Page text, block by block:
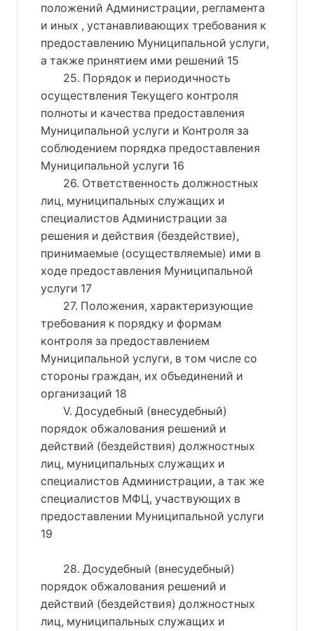
положений Администрации, регламента
и иных , устанавливающих требования к
предоставлению Муниципальной услуги,
а также принятием ими решений 15
25. Порядок и периодичность
осуществления Текущего контроля
полноты и качества предоставления
Муниципальной услуги и Контроля за
соблюдением порядка предоставления
Муниципальной услуги 16
26. Ответственность должностных
лиц, муниципальных служащих и
специалистов Администрации за
решения и действия (бездействие),
принимаемые (осуществляемые) ими в
ходе предоставления Муниципальной
услуги 17
27. Положения, характеризующие
требования к порядку и формам
контроля за предоставлением
Муниципальной услуги, в том числе со
стороны граждан, их объединений и
организаций 18
V. Досудебный (внесудебный)
порядок обжалования решений и
действий (бездействия) должностных
лиц, муниципальных служащих и
специалистов Администрации, а так же
специалистов МФЦ, участвующих в
предоставлении Муниципальной услуги
19
28. Досудебный (внесудебный)
порядок обжалования решений и
действий (бездействия) должностных
лиц, муниципальных служащих и